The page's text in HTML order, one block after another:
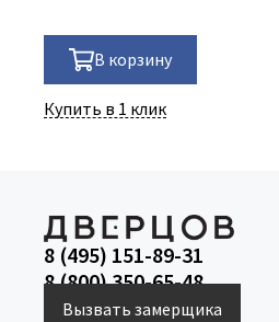
В корзину
Купить в 1 клик
8 (495) 151-89-31
8 (800) 350-65-48
Вызвать замерщика